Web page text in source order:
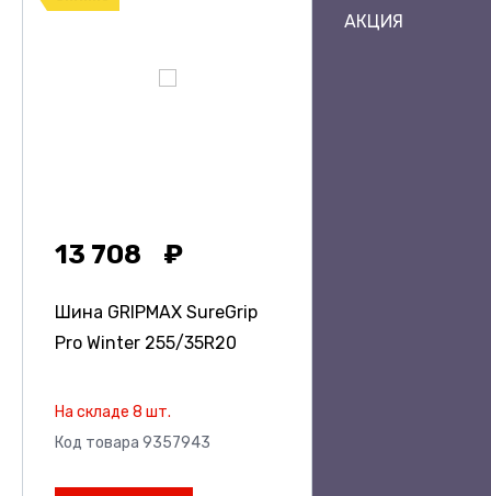
13 708
Шина GRIPMAX SureGrip
Pro Winter 255/35R20
На складе 8 шт.
Код товара 9357943
АКЦИЯ